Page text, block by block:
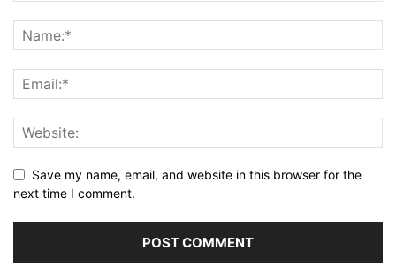
Save my name, email, and website in this browser for the
next time I comment.